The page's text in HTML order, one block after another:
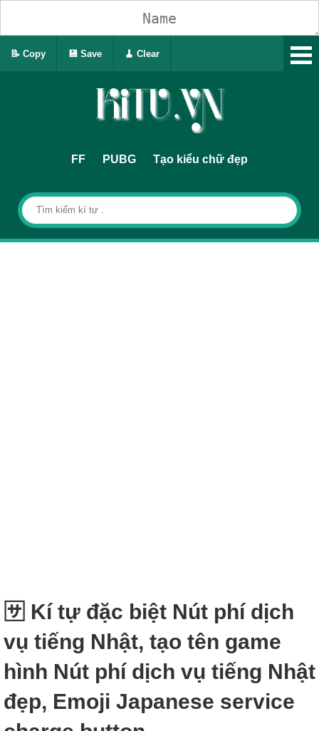
FF PUBG Tạo kiểu chữ đẹp
🈂 Kí tự đặc biệt Nút phí dịch
vụ tiếng Nhật, tạo tên game
hình Nút phí dịch vụ tiếng Nhật
đẹp, Emoji Japanese service
📝 Copy 💾 Save 🧹 Clear